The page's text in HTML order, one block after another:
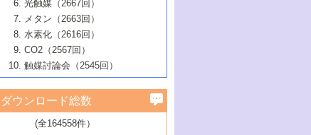
B号 第119回触媒討論会（2017年・首都
大学東京）
5号 触媒研究の最先端～とびたて若き研究
者たち～（3）
6号 イオニクス材料と燃料電池・電解合成
の最新の研究動向
B号 第117回触媒討論会（2016年・大阪府
立大学）
5号 工業触媒およびその周辺技術の最近の
進歩
6号 ナノシート
B号 第115回触媒討論会（2015年・成蹊大
5号 未利用熱エネルギーの有効活用に貢献
する触媒技術
6号 ポリオキソメタレート
B号 第113回触媒討論会（2014年・ロワジ
ールホテル豊橋）
媒技術
4号 貴金属触媒の精密構造制御とその活用
5号 バイオマス化成品製造のための固体触
6号 ナノ空間─吸着状態解析から新機能開拓
B号 第111回触媒討論会（2013年・関西大
3号 貴金属低減技術の最新動向
4号 貴金属代替技術の最新動向
5号 光触媒による物質変換反応の新展開
6号 グラフェン
7号 水素を利用する化成品合成の新潮流
3号 触媒のその場観察法の進歩（１）
4号 触媒のその場観察法の進歩（２）
5号 不活性結合の触媒的活性化による有機
合成
6号 新しい固体酸触媒技術
7号 ゼオライト合成における最近の進歩
2号 第105回触媒討論会
3号 ナノ構造が拓く新機能
4号 活性サイトおよびその環境の精密な設
計による触媒の高機能化
5号 触媒を有効に使うための技術
7号 有機分子触媒による精密有機合成
1号 炭素材料－熱い注目を集める材料－
2号 第103回触媒討論会
3号 環境浄化用光触媒の現状と課題
4号 水素社会の実現に向けた水素製造・貯
蔵技術の進歩
5号 CO2が関わる触媒・材料
▼50巻（2008年）
1号 触媒化学と学会のこの10年，半世紀，
そして未来
2号 第101回触媒討論会
4号 錯体を利用したユニークな表面構造の
構築と機能
▼49巻（2007年）
1号 含フッ素化合物の合成と触媒
2号 第99回触媒討論会
3号 実用的ファインケミカル合成プロセス
を実現する触媒
▼48巻（2006年）
1号 固体酸触媒の最近の進歩
2号 第97回触媒討論会
3号 リビング重合触媒の最近の展開
1号 最近の触媒担体とその効果
2号 第95回触媒討論会
▼46巻（2004年）
1号 部分酸化反応触媒の最前線
▼45巻（2003年）
光触媒（2667回）
メタン（2663回）
水素化（2616回）
CO2（2567回）
触媒討論会（2545回）
ダウンロード総数
(全164558件）